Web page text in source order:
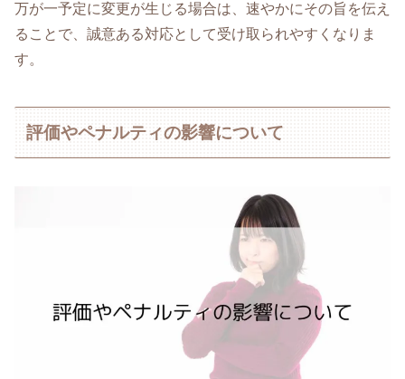
万が一予定に変更が生じる場合は、速やかにその旨を伝え
ることで、誠意ある対応として受け取られやすくなりま
す。
評価やペナルティの影響について